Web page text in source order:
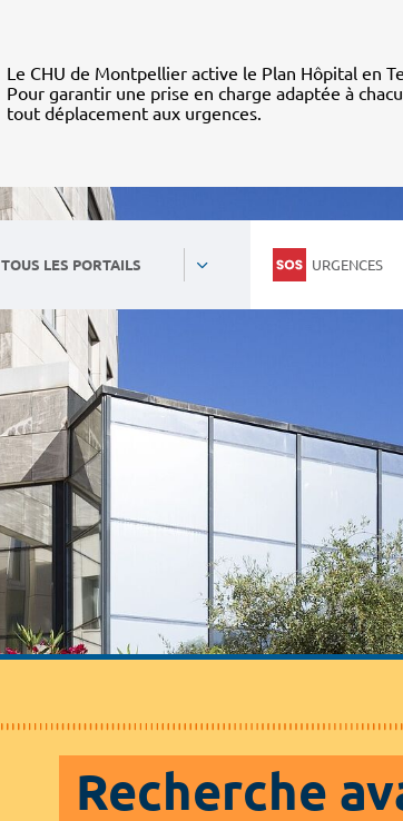
Le CHU de Montpellier active le Plan Hôpital en
Pour garantir une prise en charge adaptée à
tout déplacement aux urgences.
TOUS LES PORTAILS URGENCES
Recherche